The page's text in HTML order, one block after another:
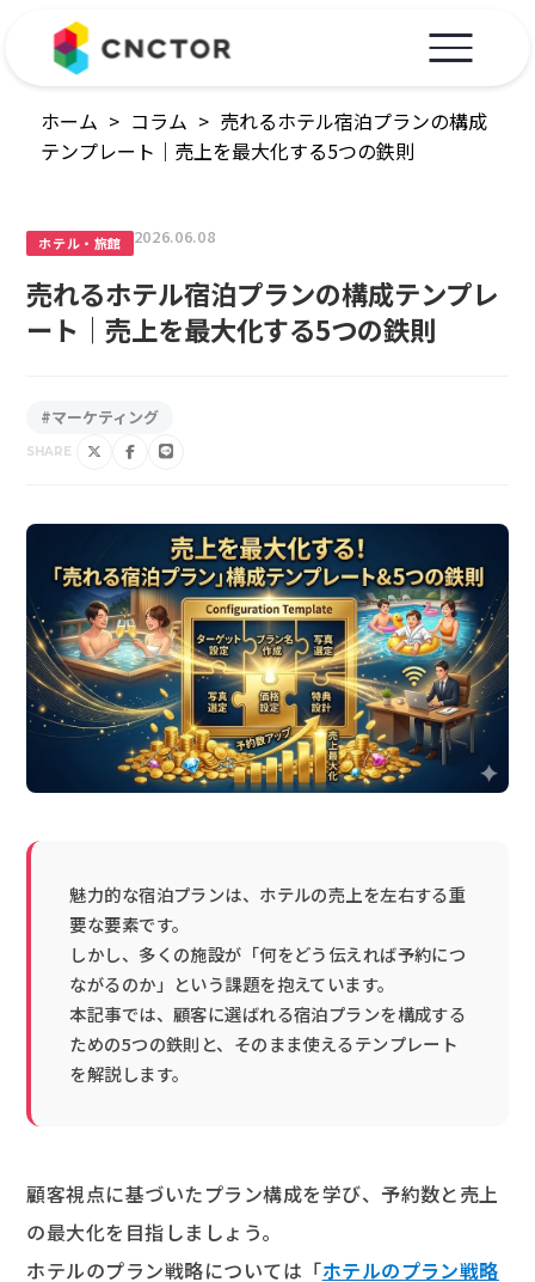
ホーム > コラム > 売れるホテル宿泊プランの構成
テンプレート｜売上を最大化する5つの鉄則
ホテル・旅館 2026.06.08
売れるホテル宿泊プランの構成テンプレ
ート｜売上を最大化する5つの鉄則
#マーケティング
SHARE
魅力的な宿泊プランは、ホテルの売上を左右する重
要な要素です。
しかし、多くの施設が「何をどう伝えれば予約につ
ながるのか」という課題を抱えています。
本記事では、顧客に選ばれる宿泊プランを構成する
ための5つの鉄則と、そのまま使えるテンプレート
を解説します。
顧客視点に基づいたプラン構成を学び、予約数と売上
の最大化を目指しましょう。
ホテルのプラン戦略については「ホテルのプラン戦略